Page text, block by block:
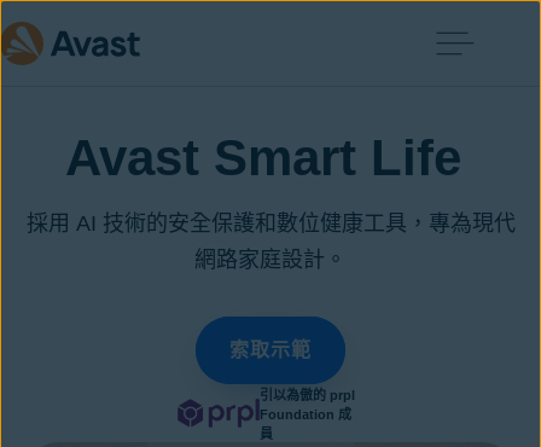
Avast Smart Life
採用 AI 技術的安全保護和數位健康工具，專為現代
網路家庭設計。
索取示範
引以為傲的 prpl
Foundation 成
員